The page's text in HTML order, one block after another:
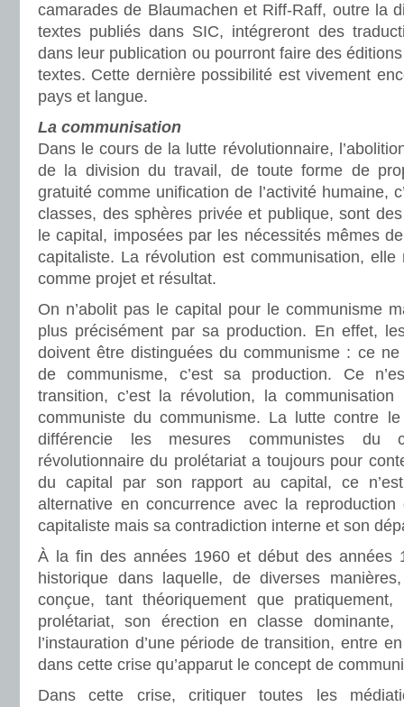
camarades de Blaumachen et Riff-Raff, outre la
textes publiés dans SIC, intégreront des
dans leur publication ou pourront faire des
textes. Cette dernière possibilité est vivement
pays et langue.
La communisation
Dans le cours de la lutte révolutionnaire,
de la division du travail, de toute forme de
gratuité comme unification de l’activité humaine,
classes, des sphères privée et publique, sont
le capital, imposées par les nécessités mêmes
capitaliste. La révolution est communisation, elle
comme projet et résultat.
On n’abolit pas le capital pour le communisme
plus précisément par sa production. En effet,
doivent être distinguées du communisme : ce
de communisme, c’est sa production. Ce
transition, c’est la révolution, la communisation
communiste du communisme. La lutte contre
différencie les mesures communistes du
révolutionnaire du prolétariat a toujours pour
du capital par son rapport au capital, ce
alternative en concurrence avec la
capitaliste mais sa contradiction interne et son
À la fin des années 1960 et début des années
historique dans laquelle, de diverses
conçue, tant théoriquement que pratiquement,
prolétariat, son érection en classe
l’instauration d’une période de transition, entre
dans cette crise qu’apparut le concept de
Dans cette crise, critiquer toutes les